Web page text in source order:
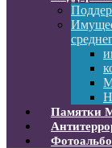
Памятки